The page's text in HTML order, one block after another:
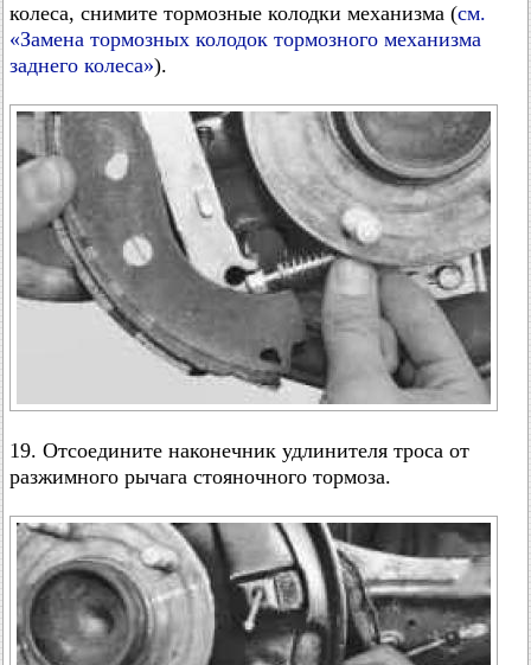
колеса, снимите тормозные колодки механизма (см.
«Замена тормозных колодок тормозного механизма
заднего колеса»).
19. Отсоедините наконечник удлинителя троса от
разжимного рычага стояночного тормоза.